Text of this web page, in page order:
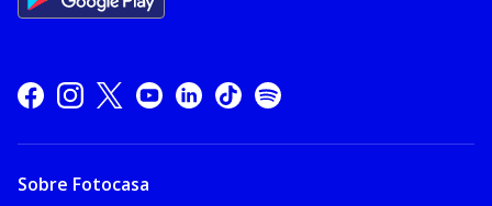
Sobre Fotocasa